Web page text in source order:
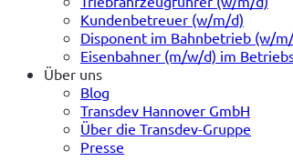
Kundenbetreuer (w/m/d)
Disponent im Bahnbetrieb (w/
Eisenbahner (m/w/d) im
Über uns
Blog
Transdev Hannover GmbH
Über die Transdev-Gruppe
Presse